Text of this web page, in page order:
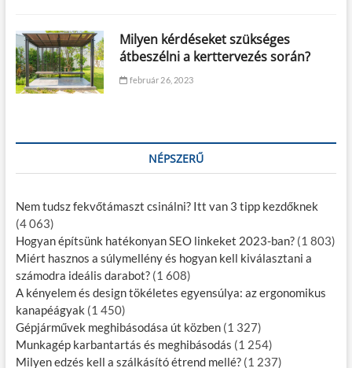
Milyen kérdéseket szükséges
átbeszélni a kerttervezés során?
február 26, 2023
NÉPSZERŰ
Nem tudsz fekvőtámaszt csinálni? Itt van 3 tipp kezdőknek
(4 063)
Hogyan építsünk hatékonyan SEO linkeket 2023-ban? (1 803)
Miért hasznos a súlymellény és hogyan kell kiválasztani a
számodra ideális darabot? (1 608)
A kényelem és design tökéletes egyensúlya: az ergonomikus
kanapéágyak (1 450)
Gépjárművek meghibásodása út közben (1 327)
Munkagép karbantartás és meghibásodás (1 254)
Milyen edzés kell a szálkásító étrend mellé? (1 237)